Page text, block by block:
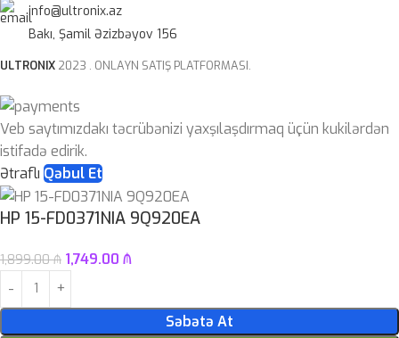
info@ultronix.az
Bakı, Şamil Əzizbəyov 156
ULTRONIX 2023 . ONLAYN SATIŞ PLATFORMASI.
Veb saytımızdakı təcrübənizi yaxşılaşdırmaq üçün kukilərdən
istifadə edirik.
Ətraflı Qəbul Et
HP 15-FD0371NIA 9Q920EA
1,899.00₼ 1,749.00 ₼
Səbətə At